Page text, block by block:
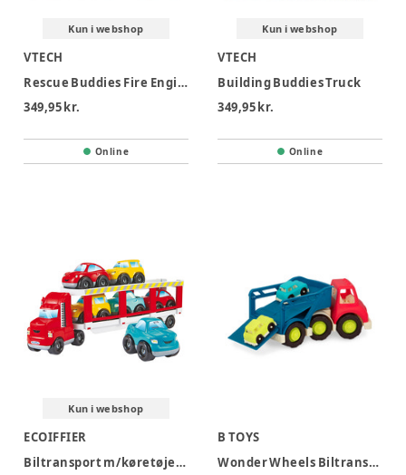
Kun i webshop
VTECH
Rescue Buddies Fire Engine
349,95 kr.
Online
Kun i webshop
VTECH
Building Buddies Truck
349,95 kr.
Online
Kun i webshop
ECOIFFIER
Biltransport m/køretøjer 7stk
B TOYS
Wonder Wheels Biltransport